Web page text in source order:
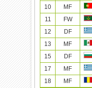
10
MF
11
FW
12
DF
13
MF
15
DF
17
MF
18
MF